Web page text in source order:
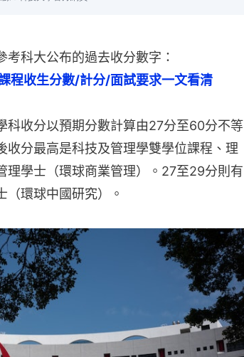
科大公布的過去收分數字：
程收生分數/計分/面試要求一文看清
科收分以預期分數計算由27分至60分不等
收分最高是科技及管理學雙學位課程、理
理學士（環球商業管理）。27至29分則有
（環球中國研究）。